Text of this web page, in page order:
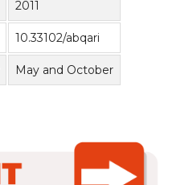
2011
10.33102/abqari
May and October